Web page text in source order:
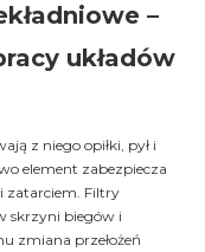
–
układów
z niego opiłki, pył i
element zabezpiecza
zatarciem. Filtry
skrzyni biegów i
zmiana przełożeń